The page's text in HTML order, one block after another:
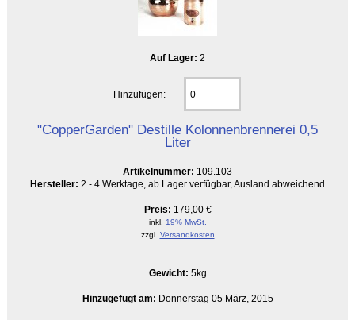
Auf Lager: 2
Hinzufügen:
"CopperGarden" Destille Kolonnenbrennerei 0,5
Liter
Artikelnummer: 109.103
Hersteller: 2 - 4 Werktage, ab Lager verfügbar, Ausland abweichend
Preis: 179,00 €
inkl.
19% MwSt.
zzgl. Versandkosten
Gewicht: 5kg
Hinzugefügt am: Donnerstag 05 März, 2015